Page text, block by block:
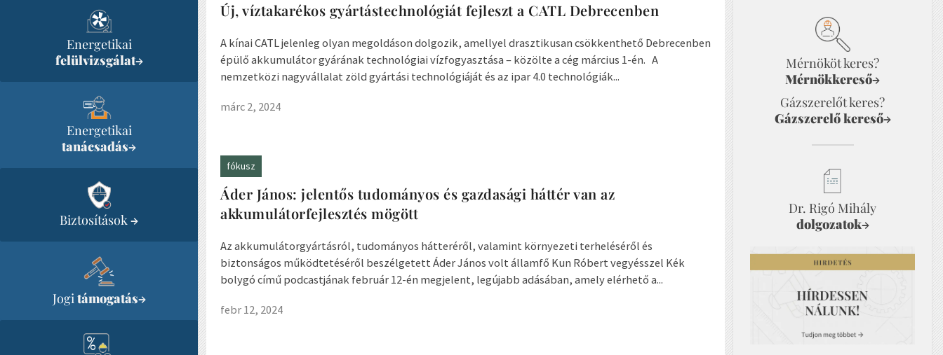
Energetikai
felülvizsgálat→
Energetikai
tanácsadás→
Biztosítások→
Jogi támogatás→
Új, víztakarékos gyártástechnológiát fejleszt a CATL Debrecenben
A kínai CATL jelenleg olyan megoldáson dolgozik, amellyel drasztikusan csökkenthető Debrecenben
épülő akkumulátor gyárának technológiai vízfogyasztása – közölte a cég március 1-én. A
nemzetközi nagyvállalat zöld gyártási technológiáját és az ipar 4.0 technológiák...
márc 2, 2024
fókusz
Áder János: jelentős tudományos és gazdasági háttér van az
akkumulátorfejlesztés mögött
Az akkumulátorgyártásról, tudományos hátteréről, valamint környezeti terheléséről és
biztonságos működtetéséről beszélgetett Áder János volt államfő Kun Róbert vegyésszel Kék
bolygó című podcastjának február 12-én megjelent, legújabb adásában, amely elérhető a...
febr 12, 2024
Mérnököt keres?
Mérnökkereső→
Gázszerelőt keres?
Gázszerelő kereső→
Dr. Rigó Mihály
dolgozatok→